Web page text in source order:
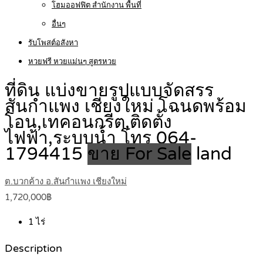
โฮมออฟฟิต สำนักงาน พื้นที่
อื่นๆ
รับโพสต์อสังหา
หวยฟรี หวยแม่นๆ สูตรหวย
ที่ดิน แบ่งขายรูปแบบจัดสรร
สันกำแพง เชียงใหม่ โฉนดพร้อม
โอน,เทคอนกรีต,ติดตั้ง
ไฟฟ้า,ระบบน้ำ โทร 064-
1794415 ขาย For Sale land
ต.บวกค้าง อ.สันกำแพง เชียงใหม่
1,720,000฿
1 ไร่
Description